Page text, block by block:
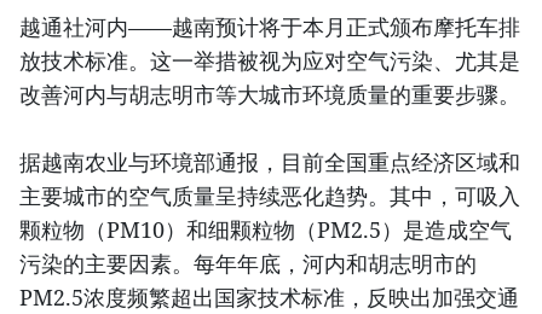
越通社河内——越南预计将于本月正式颁布摩托车排
放技术标准。这一举措被视为应对空气污染、尤其是
改善河内与胡志明市等大城市环境质量的重要步骤。
据越南农业与环境部通报，目前全国重点经济区域和
主要城市的空气质量呈持续恶化趋势。其中，可吸入
颗粒物（PM10）和细颗粒物（PM2.5）是造成空气
污染的主要因素。每年年底，河内和胡志明市的
PM2.5浓度频繁超出国家技术标准，反映出加强交通